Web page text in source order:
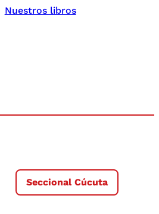
Nuestros libros
Seccional Cúcuta